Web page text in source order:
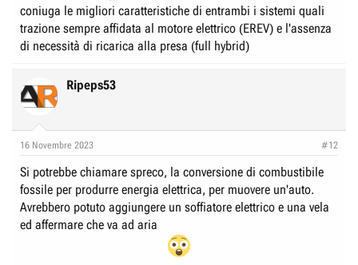
coniuga le migliori caratteristiche di entrambi i sistemi quali
trazione sempre affidata al motore elettrico (EREV) e l'assenza
di necessità di ricarica alla presa (full hybrid)
Ripeps53
16 Novembre 2023 #12
Si potrebbe chiamare spreco, la conversione di combustibile
fossile per produrre energia elettrica, per muovere un'auto.
Avrebbero potuto aggiungere un soffiatore elettrico e una vela
ed affermare che va ad aria